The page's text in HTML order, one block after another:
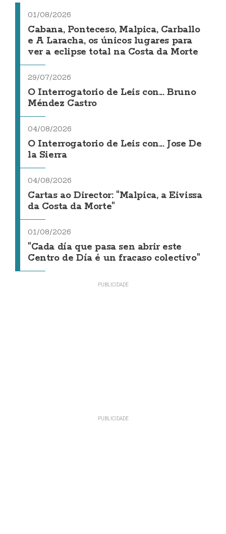
01/08/2026
Cabana, Ponteceso, Malpica, Carballo
e A Laracha, os únicos lugares para
ver a eclipse total na Costa da Morte
29/07/2026
O Interrogatorio de Leis con... Bruno
Méndez Castro
04/08/2026
O Interrogatorio de Leis con... Jose De
la Sierra
04/08/2026
Cartas ao Director: "Malpica, a Eivissa
da Costa da Morte"
01/08/2026
"Cada día que pasa sen abrir este
Centro de Día é un fracaso colectivo"